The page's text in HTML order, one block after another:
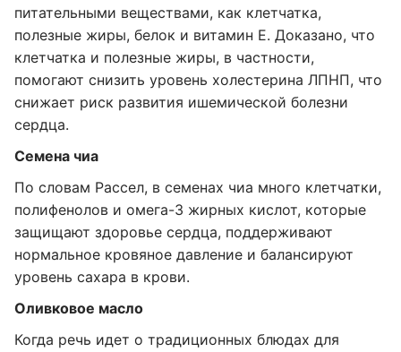
питательными веществами, как клетчатка,
полезные жиры, белок и витамин Е. Доказано, что
клетчатка и полезные жиры, в частности,
помогают снизить уровень холестерина ЛПНП, что
снижает риск развития ишемической болезни
сердца.
Семена чиа
По словам Рассел, в семенах чиа много клетчатки,
полифенолов и омега-3 жирных кислот, которые
защищают здоровье сердца, поддерживают
нормальное кровяное давление и балансируют
уровень сахара в крови.
Оливковое масло
Когда речь идет о традиционных блюдах для